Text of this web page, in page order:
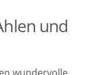
und